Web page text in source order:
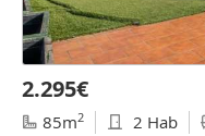
2.295€
85m2 2 Hab